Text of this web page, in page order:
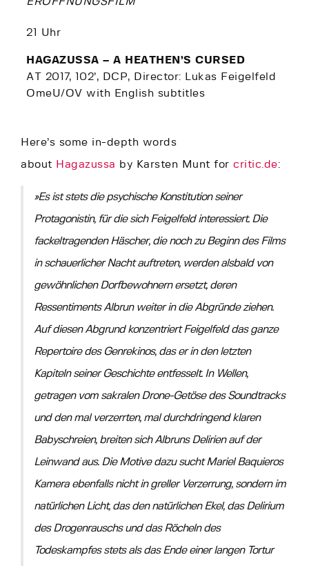
21 Uhr
HAGAZUSSA – A HEATHEN’S CURSED
AT 2017, 102’, DCP, Director: Lukas Feigelfeld
OmeU/OV with English subtitles
Here’s some in-depth words
about Hagazussa by Karsten Munt for critic.de:
»Es ist stets die psychische Konstitution seiner
Protagonistin, für die sich Feigelfeld interessiert. Die
fackeltragenden Häscher, die noch zu Beginn des Films
in schauerlicher Nacht auftreten, werden alsbald von
gewöhnlichen Dorfbewohnern ersetzt, deren
Ressentiments Albrun weiter in die Abgründe ziehen.
Auf diesen Abgrund konzentriert Feigelfeld das ganze
Repertoire des Genrekinos, das er in den letzten
Kapiteln seiner Geschichte entfesselt. In Wellen,
getragen vom sakralen Drone-Getöse des Soundtracks
und den mal verzerrten, mal durchdringend klaren
Babyschreien, breiten sich Albruns Delirien auf der
Leinwand aus. Die Motive dazu sucht Mariel Baquieros
Kamera ebenfalls nicht in greller Verzerrung, sondern im
natürlichen Licht, das den natürlichen Ekel, das Delirium
des Drogenrauschs und das Röcheln des
Todeskampfes stets als das Ende einer langen Tortur